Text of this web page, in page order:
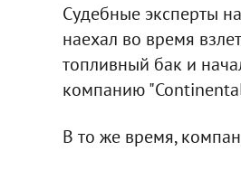
Судебные эксперты
наехал во время
топливный бак и
компанию "Continental
В то же время,